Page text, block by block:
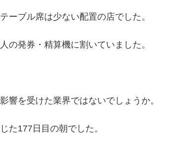
ーブル席は少ない配置の店でした。
の発券・精算機に割いていました。
響を受けた業界ではないでしょうか。
た177日目の朝でした。